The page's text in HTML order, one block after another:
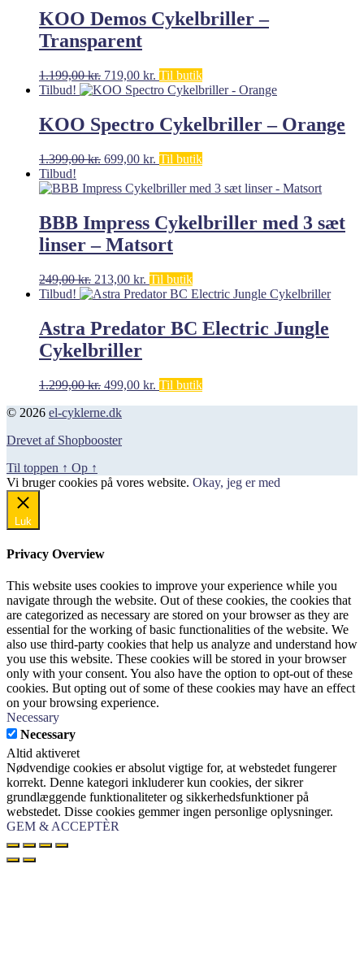
KOO Demos Cykelbriller –
Transparent
1.199,00kr. Den
oprindelige
1.199,00 kr..
719,00 kr. Den
aktuelle
er:
719,00 kr..
Til butik
Tilbud!
KOO Spectro Cykelbriller – Orange
1.399,00kr. Den
pris
1.399,00 kr..
699,00 kr. Den
pris
699,00 kr..
Til butik
Tilbud!
BBB Impress Cykelbriller med 3 sæt
linser – Matsort
249,00kr. Den
oprindelige
var:
249,00 kr..
213,00 kr. Den
aktuelle
213,00 kr..
Til butik
Tilbud!
Astra Predator BC Electric Jungle
Cykelbriller
1.299,00kr. Den
pris
1.299,00 kr..
499,00 kr. Den
Til butik
© 2026 el-cyklerne.dk
Drevet af Shopbooster
Til toppen ↑ Op ↑
Vi bruger cookies på vores website. Okay, jeg er med
Luk
Privacy Overview
This website uses cookies to improve your experience while you
navigate through the website. Out of these cookies, the cookies that
are categorized as necessary are stored on your browser as they are
essential for the working of basic functionalities of the website. We
also use third-party cookies that help us analyze and understand how
you use this website. These cookies will be stored in your browser
only with your consent. You also have the option to opt-out of these
cookies. But opting out of some of these cookies may have an effect
on your browsing experience.
Necessary
Necessary
Altid aktiveret
Nødvendige cookies er absolut vigtige for, at webstedet fungerer
korrekt. Denne kategori inkluderer kun cookies, der sikrer
grundlæggende funktionaliteter og sikkerhedsfunktioner på
webstedet. Disse cookies gemmer ingen personlige oplysninger.
GEM & ACCEPTÈR